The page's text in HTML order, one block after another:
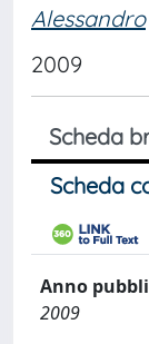
Alessandro
2009
Scheda
Scheda
Anno
2009